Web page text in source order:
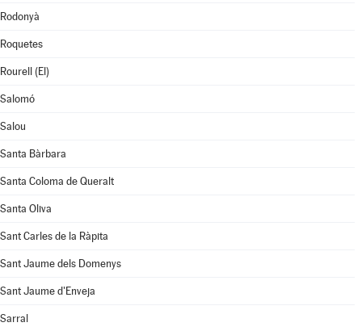
Rodonyà
Roquetes
Rourell (El)
Salomó
Salou
Santa Bàrbara
Santa Coloma de Queralt
Santa Oliva
Sant Carles de la Ràpita
Sant Jaume dels Domenys
Sant Jaume d'Enveja
Sarral